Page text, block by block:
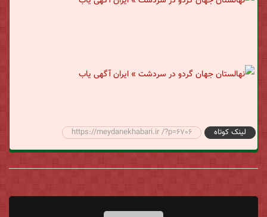
لینک کوتاه https://meydanekhabari.ir /?p=6706